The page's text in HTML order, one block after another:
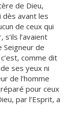
de Dieu,
dès avant les
de ceux qui
l’avaient
Seigneur de
comme dit
ses yeux ni
de l’homme
pour ceux
par l’Esprit, a